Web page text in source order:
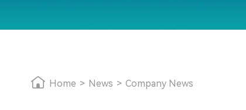
Home > News > Company News